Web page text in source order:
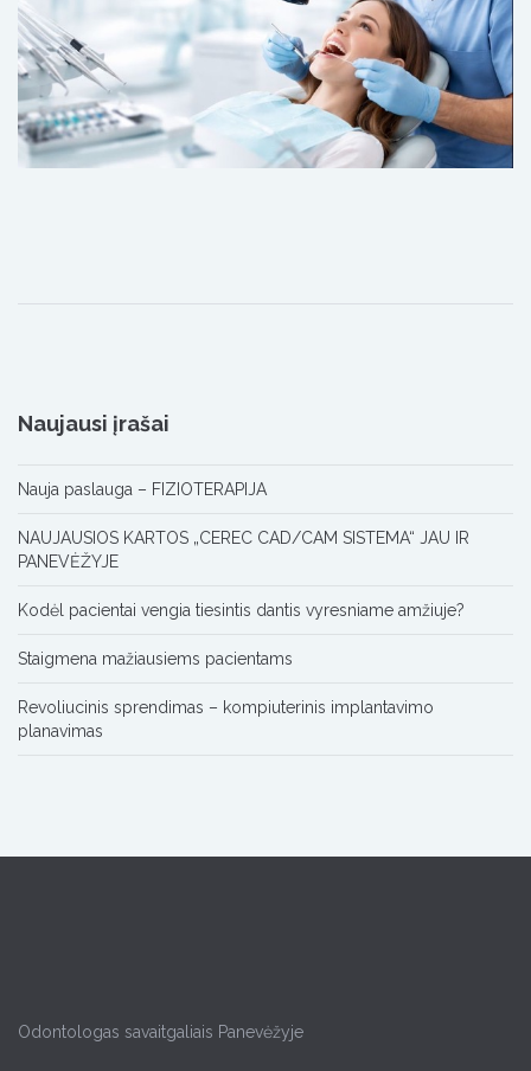
Naujausi įrašai
Nauja paslauga – FIZIOTERAPIJA
NAUJAUSIOS KARTOS „CEREC CAD/CAM SISTEMA“ JAU IR
PANEVĖŽYJE
Kodėl pacientai vengia tiesintis dantis vyresniame amžiuje?
Staigmena mažiausiems pacientams
Revoliucinis sprendimas – kompiuterinis implantavimo
planavimas
Odontologas savaitgaliais Panevėžyje